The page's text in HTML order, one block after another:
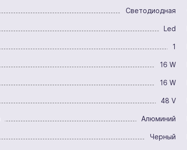
Светодиодная
Led
1
16 W
16 W
48 V
Алюминий
Черный